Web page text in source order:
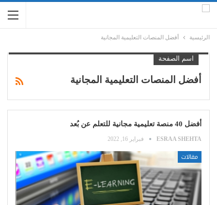
الرئيسية أفضل المنصات التعليمية المجانية
اسم الصفحة
أفضل المنصات التعليمية المجانية
أفضل 40 منصة تعليمية مجانية للتعلم عن بُعد
ESRAA SHEHTA فبراير 16, 2022
مقالات